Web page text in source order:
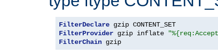
FilterDeclare
FilterProvider gzip inflate
FilterChain gzip